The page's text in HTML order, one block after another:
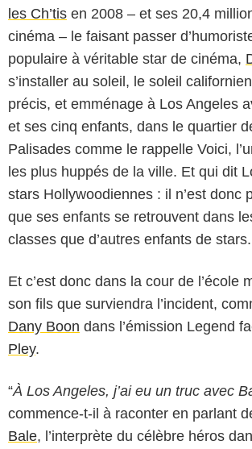
les Ch’tis en 2008 – et ses 20,4
cinéma – le faisant passer
populaire à véritable star de cinéma,
s’installer au soleil, le soleil
précis, et emménage à Los Angeles
et ses cinq enfants, dans le quartier
Palisades comme le rappelle Voici,
les plus huppés de la ville. Et qui dit
stars Hollywoodiennes : il n’est donc
que ses enfants se retrouvent dans
classes que d’autres enfants de
Et c’est donc dans la cour de l’école
son fils que surviendra l’incident,
Dany Boon dans l’émission Legend
Pley.
“À Los Angeles, j’ai eu un truc avec
commence-t-il à raconter en parlant
Bale, l’interprète du célèbre héros